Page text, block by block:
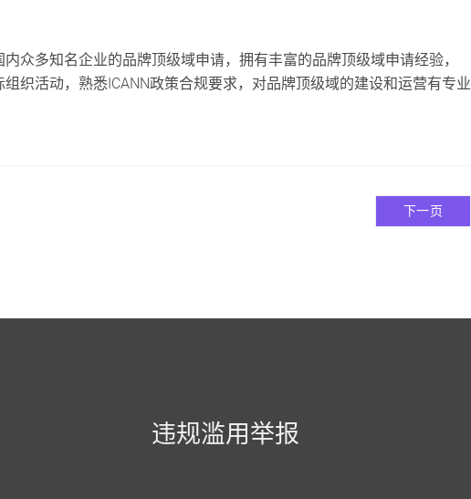
众多知名企业的品牌顶级域申请，拥有丰富的品牌顶级域申请经验，
组织活动，熟悉ICANN政策合规要求，对品牌顶级域的建设和运营有专业
下一页
违规滥用举报